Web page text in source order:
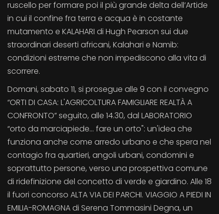
ruscello per formare poi il più grande delta dell’Artide
in cui il confine fra terra e acqua è in costante
mutamento e KALAHARI di Hugh Pearson sui due
straordinari deserti africani, Kalahari e Namib:
condizioni estreme che non impediscono alla vita di
scorrere.
Domani, sabato 11, si prosegue alle 9 con il convegno
“ORTI DI CASA: L'AGRICOLTURA FAMIGLIARE REALTÀ A
CONFRONTO” seguito, alle 14.30, dal LABORATORIO
“orto da marciapiede… fare un orto": un'idea che
funziona anche come arredo urbano e che spera nel
contagio fra quartieri, angoli urbani, condomini e
soprattutto persone, verso una prospettiva comune
di ridefinizione del concetto di verde e giardino. Alle 18
il fuori concorso ALTA VIA DEI PARCHI. VIAGGIO A PIEDI IN
EMILIA-ROMAGNA di Serena Tommasini Degna, un